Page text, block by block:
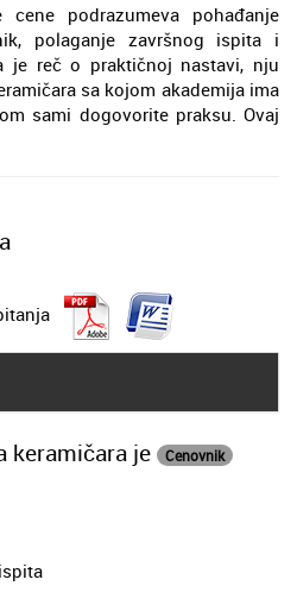
podrazumeva pohađanje
polaganje završnog ispita i
je reč o praktičnoj nastavi, nju
sa kojom akademija ima
sami dogovorite praksu. Ovaj
keramičara je Cenovnik